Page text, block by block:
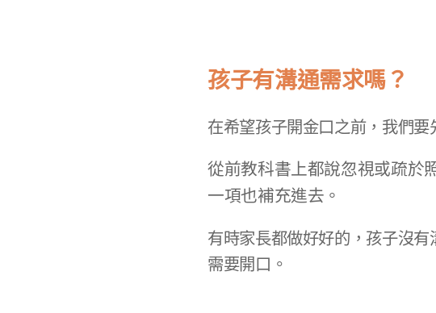
孩子有溝通需求嗎？
在希望孩子開金口之前，我們
從前教科書上都說忽視或疏於
一項也補充進去。
有時家長都做好好的，孩子沒
需要開口。​​